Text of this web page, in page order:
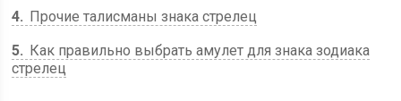
4
Прочие талисманы знака стрелец
5
Как правильно выбрать амулет для знака зодиака
стрелец